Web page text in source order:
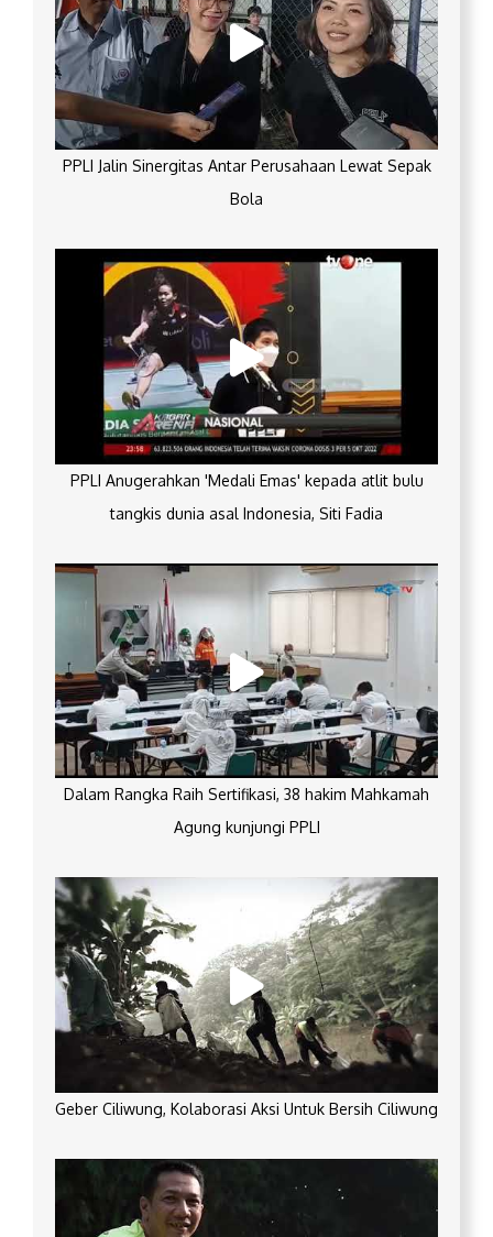
PPLI Jalin Sinergitas Antar Perusahaan Lewat Sepak
Bola
PPLI Anugerahkan 'Medali Emas' kepada atlit bulu
tangkis dunia asal Indonesia, Siti Fadia
Dalam Rangka Raih Sertifikasi, 38 hakim Mahkamah
Agung kunjungi PPLI
Geber Ciliwung, Kolaborasi Aksi Untuk Bersih Ciliwung